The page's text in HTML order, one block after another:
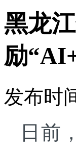
黑龙
励
发布时
日前